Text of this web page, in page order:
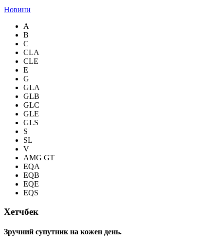
Новини
A
B
C
CLA
CLE
E
G
GLA
GLB
GLC
GLE
GLS
S
SL
V
AMG GT
EQA
EQB
EQE
EQS
Хетчбек
Зручний супутник на кожен день.